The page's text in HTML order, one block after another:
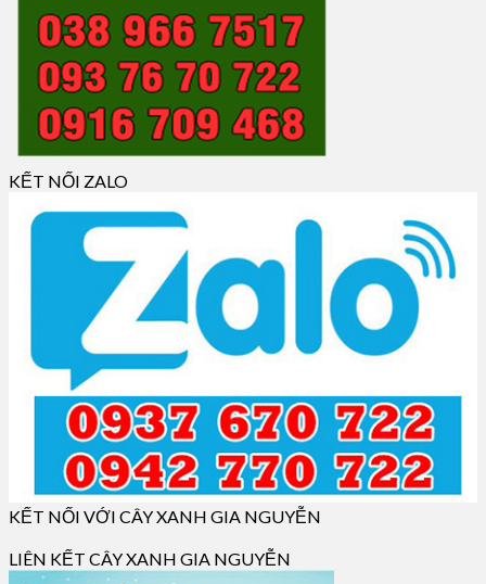
KẾT NỐI ZALO
KẾT NỐI VỚI CÂY XANH GIA NGUYỄN
LIÊN KẾT CÂY XANH GIA NGUYỄN